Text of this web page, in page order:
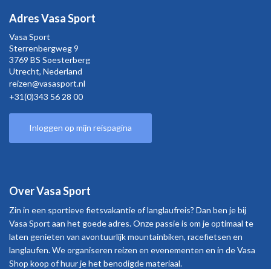
Adres Vasa Sport
Vasa Sport
Sterrenbergweg9
3769 BS Soesterberg
Utrecht, Nederland
reizen@vasasport.nl
+31(0)343 56 28 00
Inloggen op mijn reispagina
Over Vasa Sport
Zin in een sportieve fietsvakantie of langlaufreis? Dan ben je bij
Vasa Sport aan het goede adres. Onze passie is om je optimaal te
laten genieten van avontuurlijk mountainbiken, racefietsen en
langlaufen. We organiseren reizen en evenementen en in de Vasa
Shop koop of huur je het benodigde materiaal.